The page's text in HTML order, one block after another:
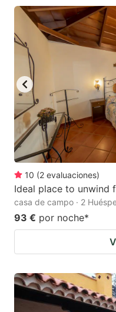
10 (2 evaluaciones)
Ideal place to unwind
casa de campo · 2
93 € por noche*